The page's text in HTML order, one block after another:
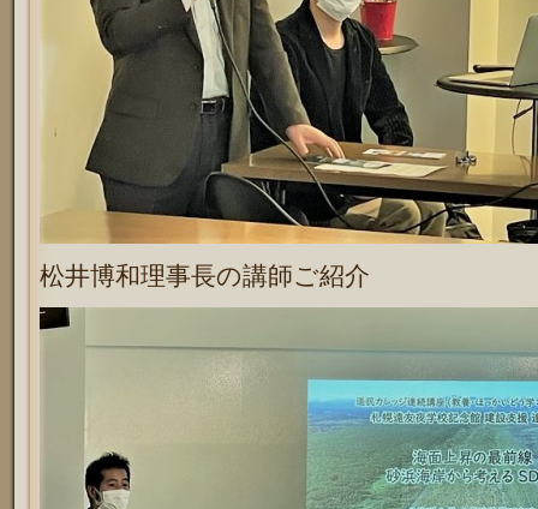
松井博和理事長の講師ご紹介